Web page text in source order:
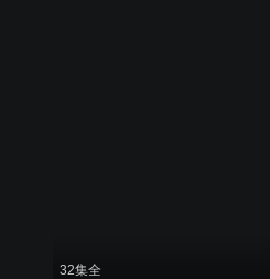
32集全